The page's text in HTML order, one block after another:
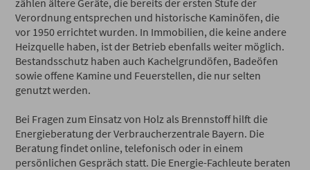
zählen ältere Geräte, die bereits der ersten Stufe der
Verordnung entsprechen und historische Kaminöfen, die
vor 1950 errichtet wurden. In Immobilien, die keine andere
Heizquelle haben, ist der Betrieb ebenfalls weiter möglich.
Bestandsschutz haben auch Kachelgrundöfen, Badeöfen
sowie offene Kamine und Feuerstellen, die nur selten
genutzt werden.
Bei Fragen zum Einsatz von Holz als Brennstoff hilft die
Energieberatung der Verbraucherzentrale Bayern. Die
Beratung findet online, telefonisch oder in einem
persönlichen Gespräch statt. Die Energie-Fachleute beraten